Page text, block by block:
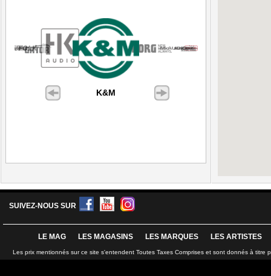
K&M
SUIVEZ-NOUS SUR
LE MAG LES MAGASINS LES MARQUES LES ARTISTES
Les prix mentionnés sur ce site s'entendent Toutes Taxes Comprises et sont donnés à